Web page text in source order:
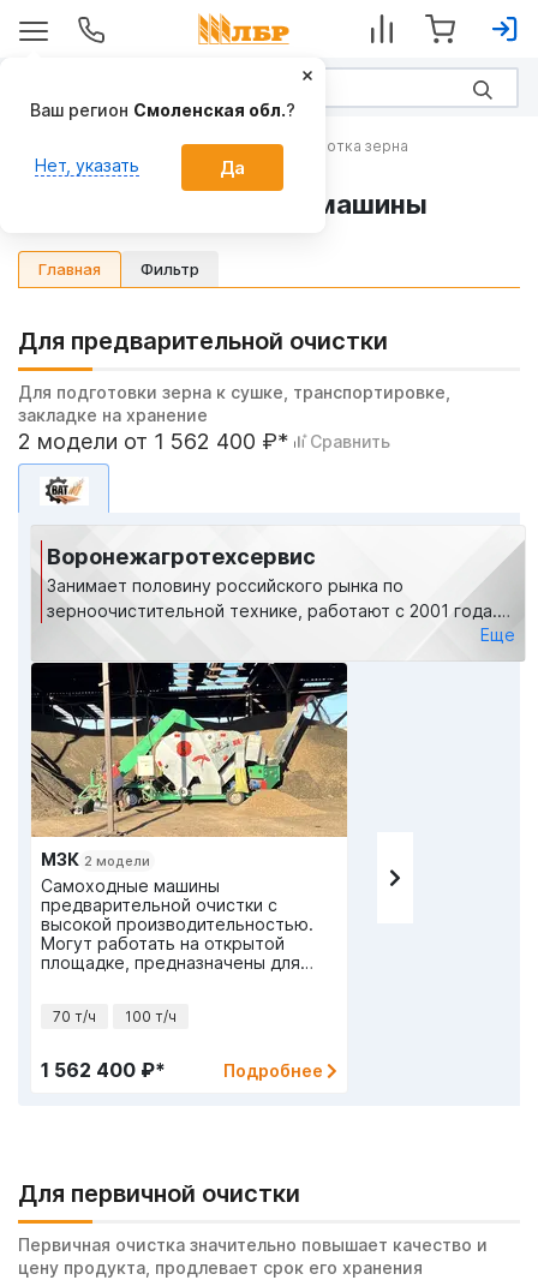
Транспортировка, хранение и переработка зерна
Зерноочистительные машины
Главная Фильтр
Для предварительной очистки
Для подготовки зерна к сушке, транспортировке,
закладке на хранение
2 модели от 1 562 400 ₽* Сравнить
Воронежагротехсервис
Занимает половину российского рынка по
зерноочистительной технике, работают с 2001 года.
Максимально полная линейка, машины для любых
объемов зерна, самоходные и для встройки в линии.
Еще
МЗК 2 модели
Самоходные машины
предварительной очистки с
высокой производительностью.
Могут работать на открытой
площадке, предназначены для
сушкой или закладкой на
70 т/ч 100 т/ч
1 562 400 ₽* Подробнее
Для первичной очистки
Первичная очистка значительно повышает качество и
цену продукта, продлевает срок его хранения
Ваш регион Смоленская обл.?
Нет, указать Да